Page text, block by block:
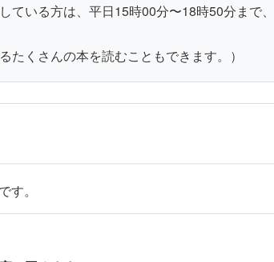
ている方は、平日15時00分〜18時50分まで
たくさんの本を読むこともできます。）
。